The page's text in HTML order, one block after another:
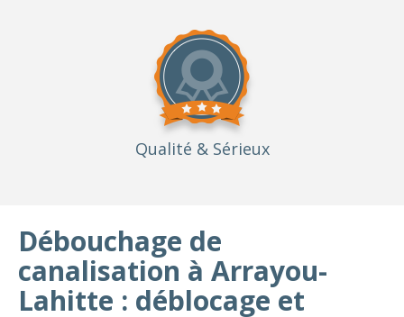
Qualité & Sérieux
Débouchage de
canalisation à Arrayou-
Lahitte : déblocage et